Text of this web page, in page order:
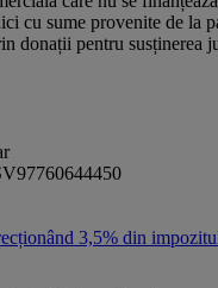
cu sume provenite de la
donații pentru susținerea
3,5% din